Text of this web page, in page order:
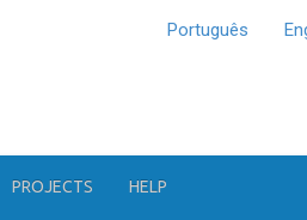
Português
PROJECTS HELP